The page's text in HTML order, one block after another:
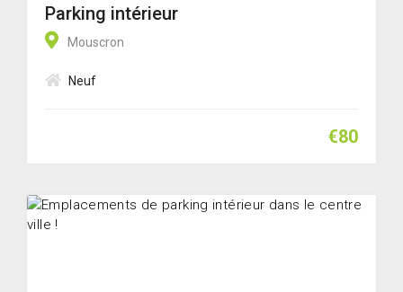
Parking intérieur
Mouscron
Neuf
€80